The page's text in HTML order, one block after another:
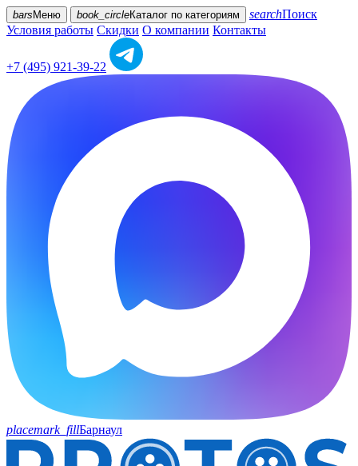
bars Меню book_circleКаталог по категориям searchПоиск
Условия работы Скидки О компании Контакты
+7 (495) 921-39-22
placemark_fillБарнаул